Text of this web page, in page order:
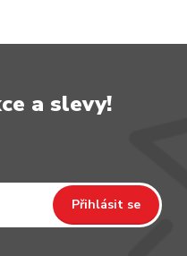
a slevy!
Přihlásit se